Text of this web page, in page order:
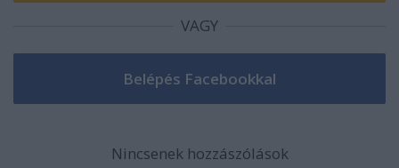
VAGY
Nincsenek hozzászólások